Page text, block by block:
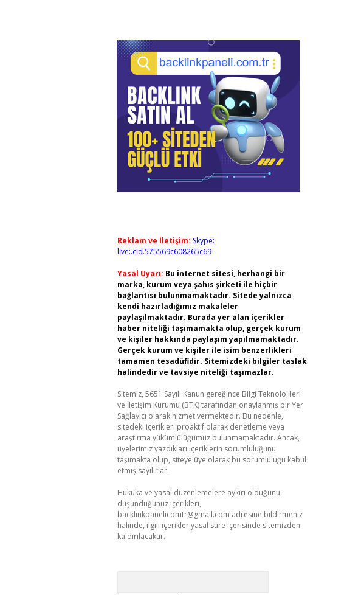
Reklam ve İletişim: Skype:
live:.cid.575569c608265c69
Yasal Uyarı: Bu internet sitesi, herhangi bir
marka, kurum veya şahıs şirketi ile hiçbir
bağlantısı bulunmamaktadır. Sitede yalnızca
kendi hazırladığımız makaleler
paylaşılmaktadır. Burada yer alan içerikler
haber niteliği taşımamakta olup, gerçek kurum
ve kişiler hakkında paylaşım yapılmamaktadır.
Gerçek kurum ve kişiler ile isim benzerlikleri
tamamen tesadüfidir. Sitemizdeki bilgiler taslak
halindedir ve tavsiye niteliği taşımazlar.
Sitemiz, 5651 Sayılı Kanun gereğince Bilgi Teknolojileri
ve İletişim Kurumu (BTK) tarafından onaylanmış bir Yer
Sağlayıcı olarak hizmet vermektedir. Bu nedenle,
sitedeki içerikleri proaktif olarak denetleme veya
araştırma yükümlülüğümüz bulunmamaktadır. Ancak,
üyelerimiz yazdıkları içeriklerin sorumluluğunu
taşımakta olup, siteye üye olarak bu sorumluluğu kabul
etmiş sayılırlar.
Hukuka ve yasal düzenlemelere aykırı olduğunu
düşündüğünüz içerikleri,
backlinkpanelicomtr@gmail.com adresine bildirmeniz
halinde, ilgili içerikler yasal süre içerisinde sitemizden
kaldırılacaktır.